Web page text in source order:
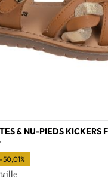
& NU-PIEDS KICKERS
-50,01%